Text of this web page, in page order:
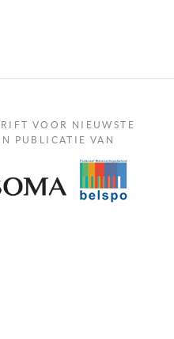
VOOR NIEUWSTE
PUBLICATIE VAN